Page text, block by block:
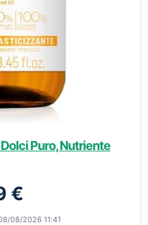
Puro, Nutriente
€
08/2026 11:41